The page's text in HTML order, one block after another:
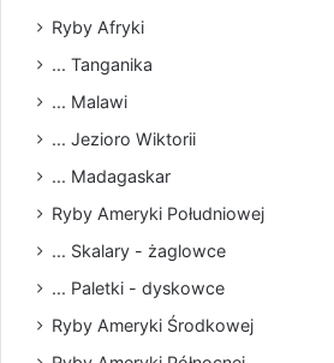
Ryby Afryki
... Tanganika
... Malawi
... Jezioro Wiktorii
... Madagaskar
Ryby Ameryki Południowej
... Skalary - żaglowce
... Paletki - dyskowce
Ryby Ameryki Środkowej